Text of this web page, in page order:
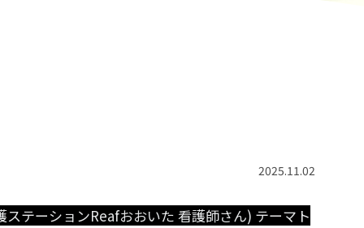
2025.11.02
ステーションReafおおいた 看護師さん) テーマト